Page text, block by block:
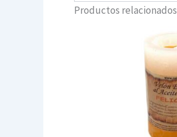
Productos relacionados